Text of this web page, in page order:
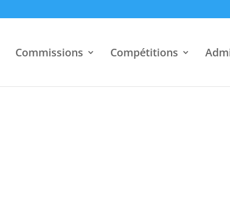
Commissions Compétitions